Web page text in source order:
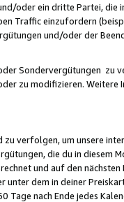
oder ein dritte Partei, die
Traffic einzufordern
und/oder der
Sondervergütungen zu
zu modifizieren. Weitere
verfolgen, um unsere
die du in diesem
und auf den nächsten
dem in deiner
nach Ende jedes